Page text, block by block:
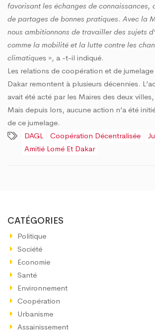
favorisant les échanges de connaissances,
de partages de bonnes pratiques. Avec la
nous ambitionnons de travailler des sujets
comme la mobilité et la lutte contre les
climatiques », a -t-il indiqué.
Les relations de coopération et de
Dakar remontent à plusieurs décennies.
avait été acté par les Maires des deux
Mais depuis lors, aucune action n’a été
de ce jumelage.
DAGL
Coopération Décentralisée
Amitié Lomé Et Dakar
CATÉGORIES
Politique
Société
Economie
Santé
Environnement
Coopération
Urbanisme
Assainissement